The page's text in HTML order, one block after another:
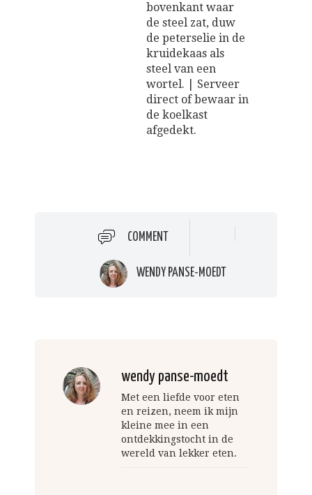
bovenkant waar
de steel zat, duw
de peterselie in de
kruidekaas als
steel van een
wortel. | Serveer
direct of bewaar in
de koelkast
afgedekt.
COMMENT
WENDY PANSE-MOEDT
wendy panse-moedt
Met een liefde voor eten
en reizen, neem ik mijn
kleine mee in een
ontdekkingstocht in de
wereld van lekker eten.